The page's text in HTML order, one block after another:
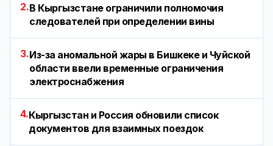
2.В Кыргызстане ограничили полномочия
следователей при определении вины
3.Из-за аномальной жары в Бишкеке и Чуйской
области ввели временные ограничения
электроснабжения
4.Кыргызстан и Россия обновили список
документов для взаимных поездок